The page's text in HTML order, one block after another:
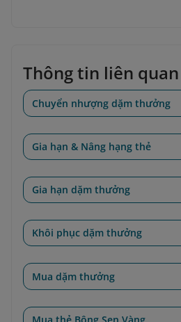
Thông tin liên quan
Chuyển nhượng dặm thưởng
Gia hạn & Nâng hạng thẻ
Gia hạn dặm thưởng
Khôi phục dặm thưởng
Mua dặm thưởng